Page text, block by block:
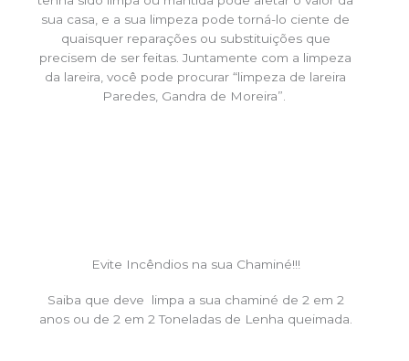
sua casa, e a sua limpeza pode torná-lo ciente de
quaisquer reparações ou substituições que
precisem de ser feitas. Juntamente com a limpeza
da lareira, você pode procurar “limpeza de lareira
Paredes, Gandra de Moreira”.
Evite Incêndios na sua Chaminé!!!
Saiba que deve limpa a sua chaminé de 2 em 2
anos ou de 2 em 2 Toneladas de Lenha queimada.